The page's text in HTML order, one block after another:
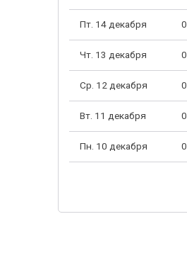
Пт. 14 декабря
Чт. 13 декабря
Ср. 12 декабря
Вт. 11 декабря
Пн. 10 декабря